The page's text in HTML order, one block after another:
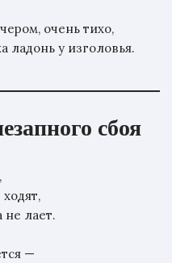
очень тихо,
ладонь у изголовья.
сбоя
не лает.
—